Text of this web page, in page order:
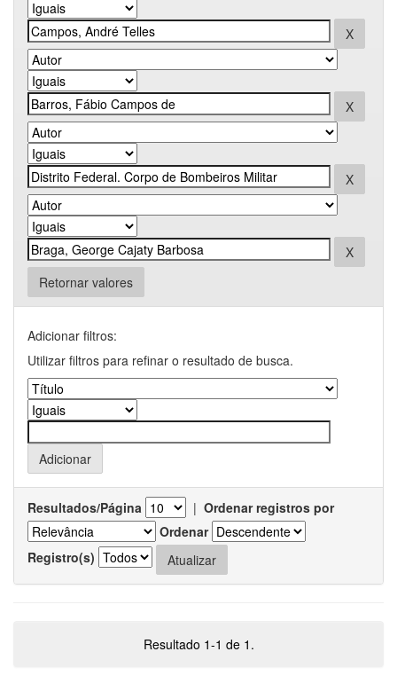
Retornar valores
Adicionar filtros:
Utilizar filtros para refinar o resultado de busca.
Resultados/Página | Ordenar registros por
Ordenar
Registro(s)
Resultado 1-1 de 1.